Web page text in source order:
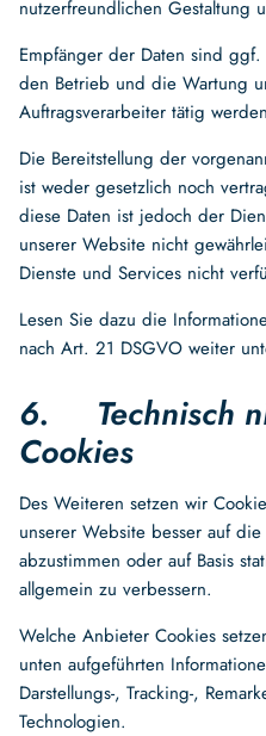
nutzerfreundlichen Gestaltung
Empfänger der Daten sind
den Betrieb und die Wartung
Auftragsverarbeiter tätig
Die Bereitstellung der
ist weder gesetzlich noch
diese Daten ist jedoch der
unserer Website nicht
Dienste und Services nicht
Lesen Sie dazu die
nach Art. 21 DSGVO weiter
6. Technisch
Cookies
Des Weiteren setzen wir
unserer Website besser auf
abzustimmen oder auf Basis
allgemein zu verbessern.
Welche Anbieter Cookies
unten aufgeführten
Darstellungs-, Tracking-,
Technologien.